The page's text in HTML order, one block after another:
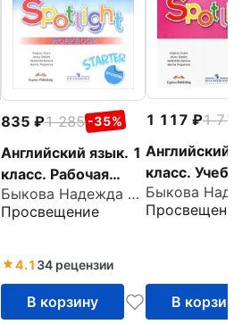
835 1 285 -35%
Английский язык. 1
класс. Рабочая
тетрадь к учебному
пособию для
Spotlight
Быкова Надежда Ильинична
Просвещение
4.1 34 рецензии
В корзину
1 117
1 718
Английский
класс.
Часть 1.
В корзину